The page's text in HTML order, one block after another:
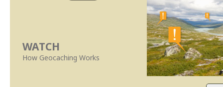
WATCH
How Geocaching Works